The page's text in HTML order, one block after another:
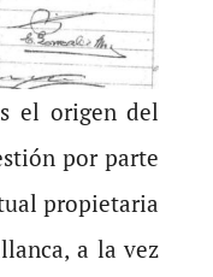
el origen del
por parte
propietaria
a la vez